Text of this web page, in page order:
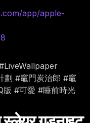
app/apple-
劃 #竈門炭治郎 #竈
版 #可愛 #睡前時光